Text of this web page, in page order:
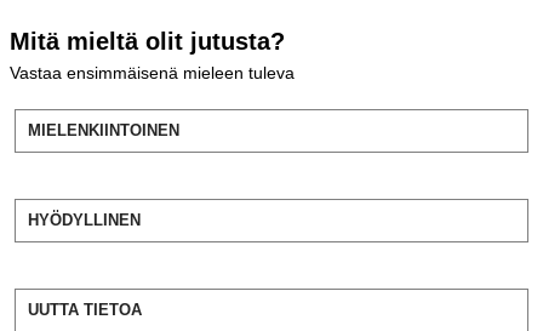
Mitä mieltä olit jutusta?
Vastaa ensimmäisenä mieleen tuleva
MIELENKIINTOINEN
HYÖDYLLINEN
UUTTA TIETOA